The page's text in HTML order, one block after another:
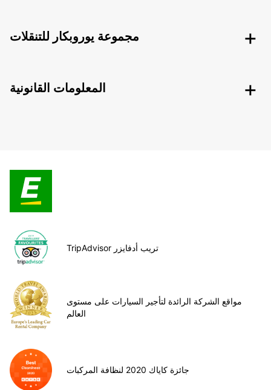
مجموعة يوروبكار للتنقلات
المعلومات القانونية
TripAdvisor تريب أدفايزر
مواقع الشركة الرائدة لتأجير السيارات على مستوى
العالم
جائزة كاياك 2020 لنظافة المركبات